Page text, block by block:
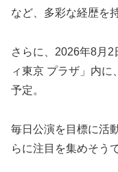
など、多彩な経歴を
さらに、2026年8月
ィ東京 プラザ」内
予定。
毎日公演を目標に活
らに注目を集めそう